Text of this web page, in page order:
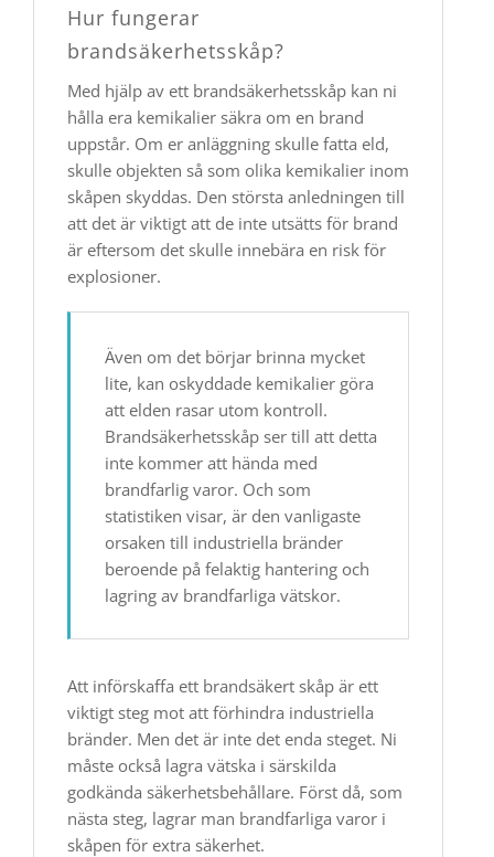
Hur fungerar
brandsäkerhetsskåp?
Med hjälp av ett brandsäkerhetsskåp kan ni
hålla era kemikalier säkra om en brand
uppstår. Om er anläggning skulle fatta eld,
skulle objekten så som olika kemikalier inom
skåpen skyddas. Den största anledningen till
att det är viktigt att de inte utsätts för brand
är eftersom det skulle innebära en risk för
explosioner.
Även om det börjar brinna mycket
lite, kan oskyddade kemikalier göra
att elden rasar utom kontroll.
Brandsäkerhetsskåp ser till att detta
inte kommer att hända med
brandfarlig varor. Och som
statistiken visar, är den vanligaste
orsaken till industriella bränder
beroende på felaktig hantering och
lagring av brandfarliga vätskor.
‎Att införskaffa ett brandsäkert skåp är ett
viktigt steg mot att förhindra industriella
bränder. Men det är inte det enda steget. Ni
måste också lagra vätska i särskilda
godkända säkerhetsbehållare. Först då, som
nästa steg, lagrar man brandfarliga varor i
skåpen för extra säkerhet.